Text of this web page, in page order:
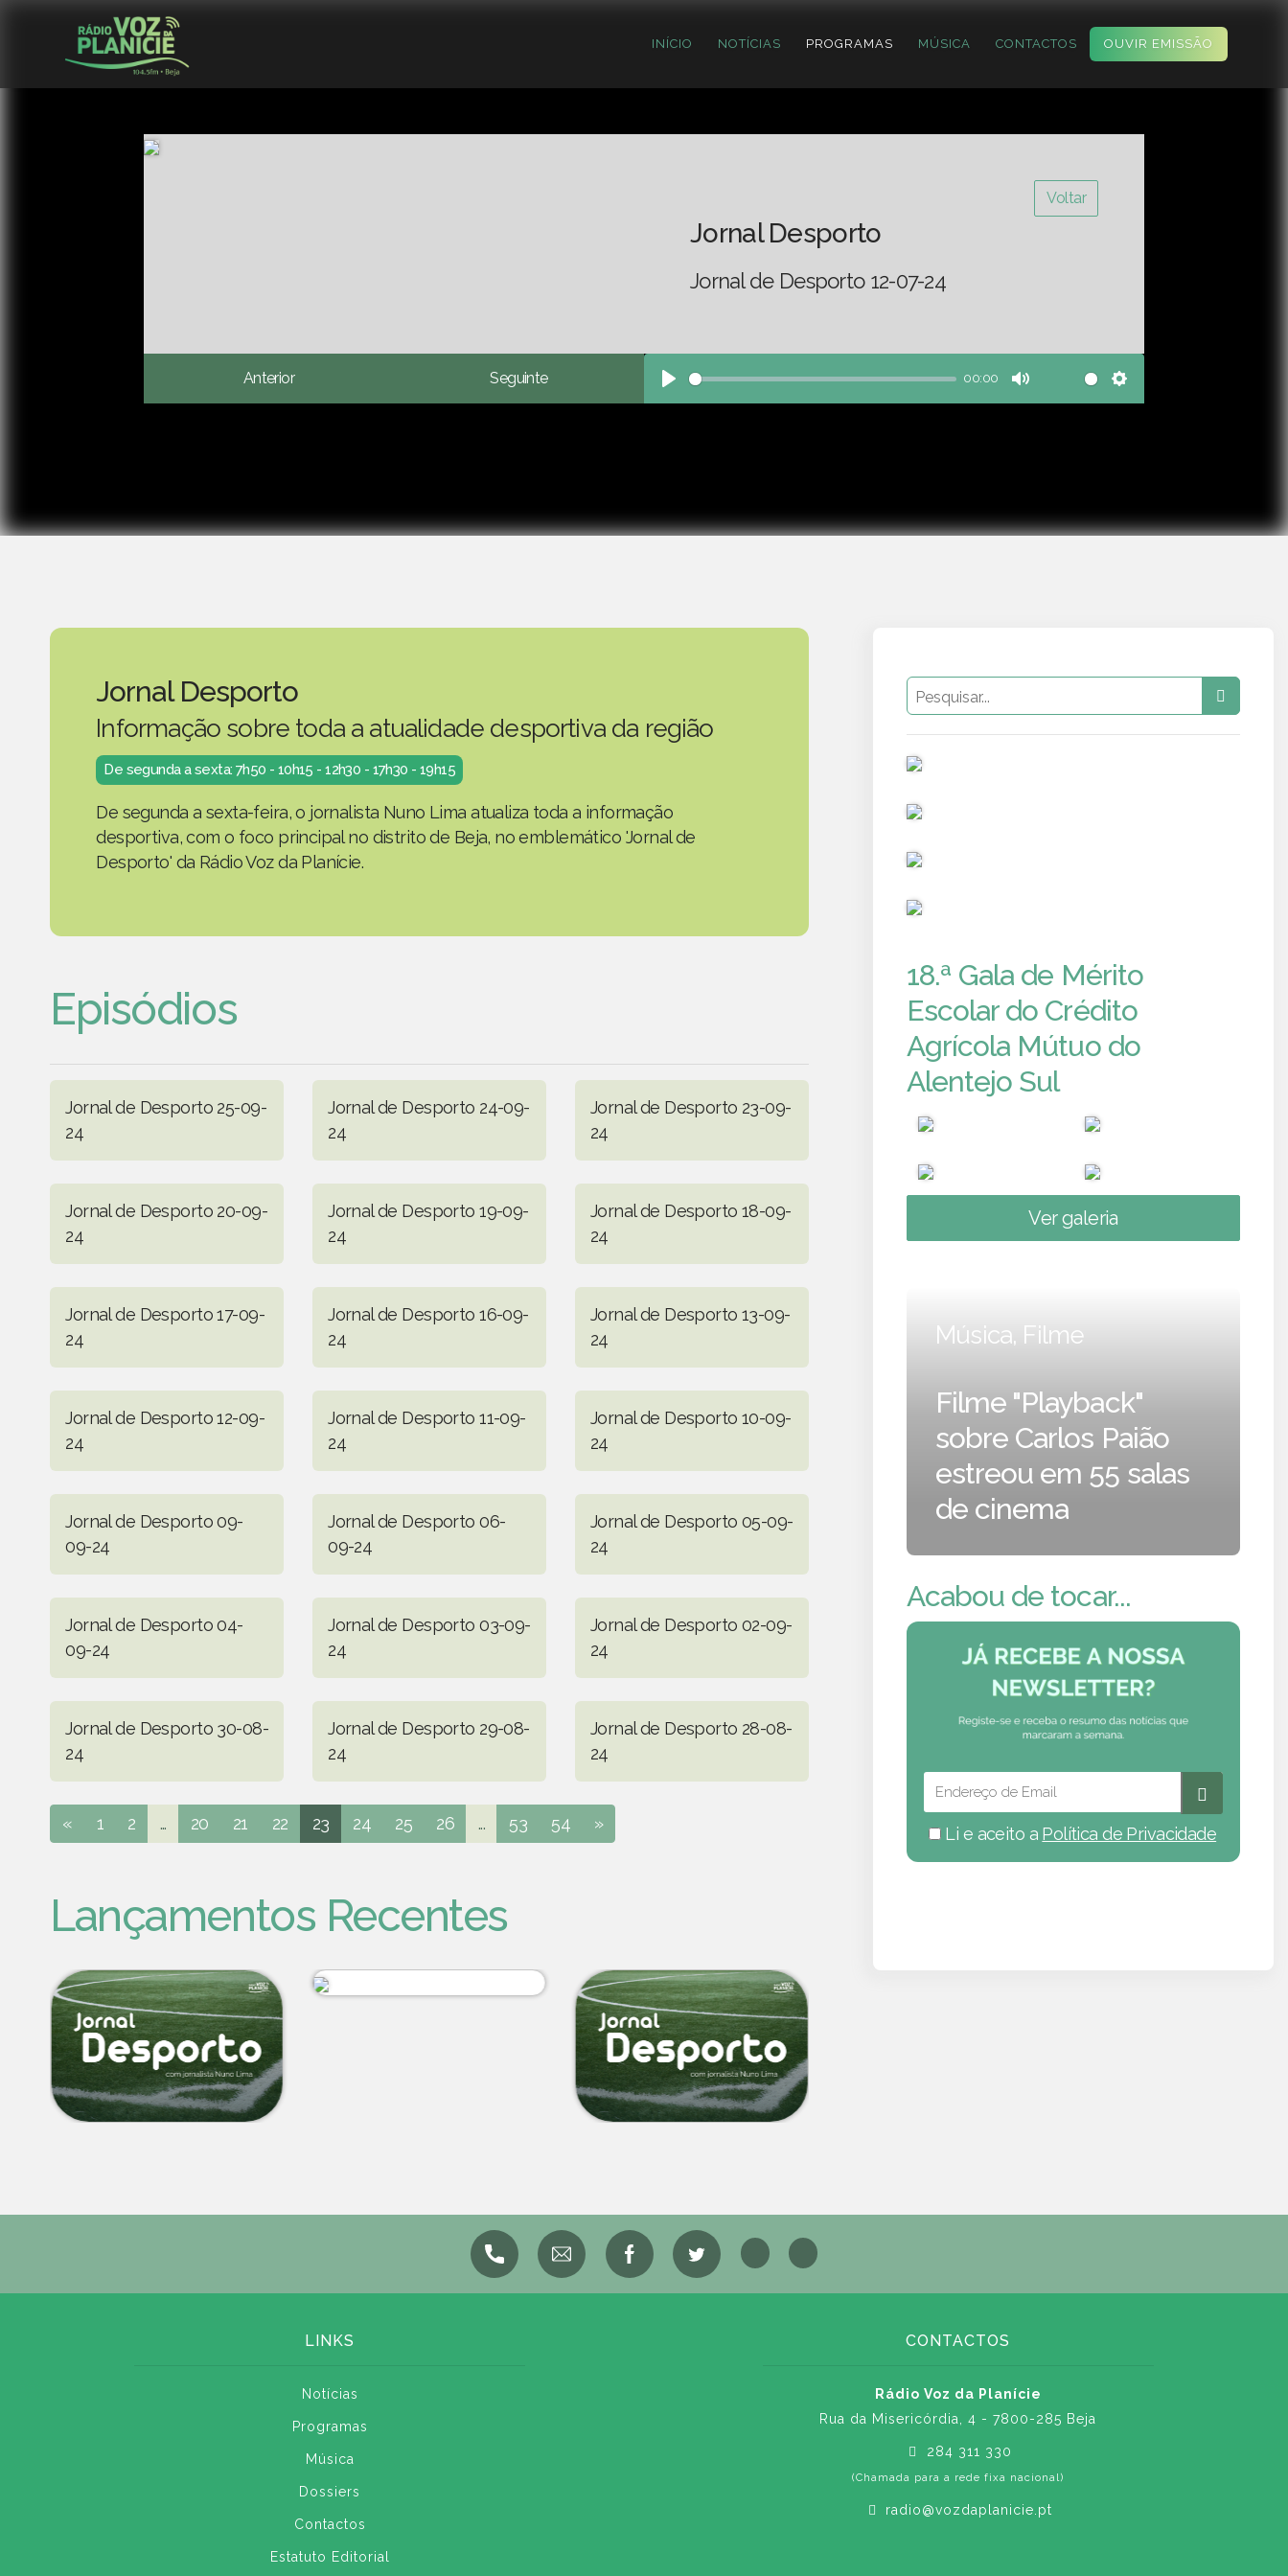
INÍCIO NOTÍCIAS PROGRAMAS MÚSICA CONTACTOS OUVIR EMISSÃO
Voltar
Jornal Desporto
Jornal de Desporto 12-07-24
Anterior Seguinte
Play
00:00
Mute Settings
Jornal Desporto
Informação sobre toda a atualidade desportiva da região
De segunda a sexta: 7h50 - 10h15 - 12h30 - 17h30 - 19h15
De segunda a sexta-feira, o jornalista Nuno Lima atualiza toda a informação
desportiva, com o foco principal no distrito de Beja, no emblemático 'Jornal de
Desporto' da Rádio Voz da Planície.
Episódios
Jornal de Desporto 25-09-
24
Jornal de Desporto 24-09-
24
Jornal de Desporto 23-09-
24
Jornal de Desporto 20-09-
24
Jornal de Desporto 19-09-
24
Jornal de Desporto 18-09-
24
Jornal de Desporto 17-09-
24
Jornal de Desporto 16-09-
24
Jornal de Desporto 13-09-
24
Jornal de Desporto 12-09-
24
Jornal de Desporto 11-09-
24
Jornal de Desporto 10-09-
24
Jornal de Desporto 09-
09-24
Jornal de Desporto 06-
09-24
Jornal de Desporto 05-09-
24
Jornal de Desporto 04-
09-24
Jornal de Desporto 03-09-
24
Jornal de Desporto 02-09-
24
Jornal de Desporto 30-08-
24
Jornal de Desporto 29-08-
24
Jornal de Desporto 28-08-
24
« 1 2 ... 20 21 22 23 24 25 26 ... 53 54 »
Lançamentos Recentes
18.ª Gala de Mérito
Escolar do Crédito
Agrícola Mútuo do
Alentejo Sul
Ver galeria
Música, Filme
Filme "Playback"
sobre Carlos Paião
estreou em 55 salas
de cinema
Acabou de tocar...
Li e aceito a Política de Privacidade
LINKS
Notícias
Programas
Música
Dossiers
Contactos
Estatuto Editorial
CONTACTOS
Rádio Voz da Planície
Rua da Misericórdia, 4 - 7800-285 Beja
284 311 330
(Chamada para a rede fixa nacional)
radio@vozdaplanicie.pt